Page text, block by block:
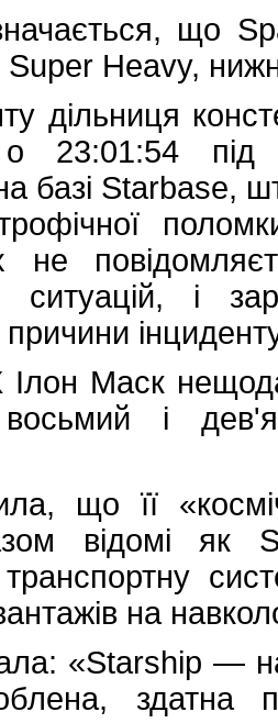
що
Super Heavy,
дільниця
23:01:54 під
базі Starbase,
не
ситуацій, і
Маск
і
що її
відомі як
транспортну
на
«Starship —
здатна